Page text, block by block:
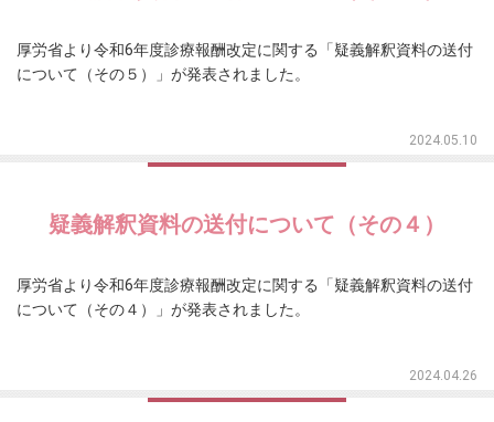
厚労省より令和6年度診療報酬改定に関する「疑義解釈資料の送付
について（その５）」が発表されました。
2024.05.10
疑義解釈資料の送付について（その４）
厚労省より令和6年度診療報酬改定に関する「疑義解釈資料の送付
について（その４）」が発表されました。
2024.04.26